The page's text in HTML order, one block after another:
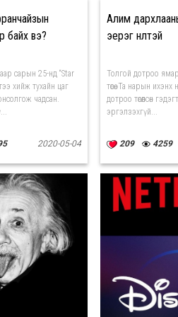
байх вэ?
сарын 25-нд “Star
хийж тухайн цаг
чадсан.
2020-05-04
Алим
эерэг нөлөөтэй
Толгой дотроо
төсөө. Та нарын
дотроо төсөөлсөн
эргэлзэхгүй...
209 4259